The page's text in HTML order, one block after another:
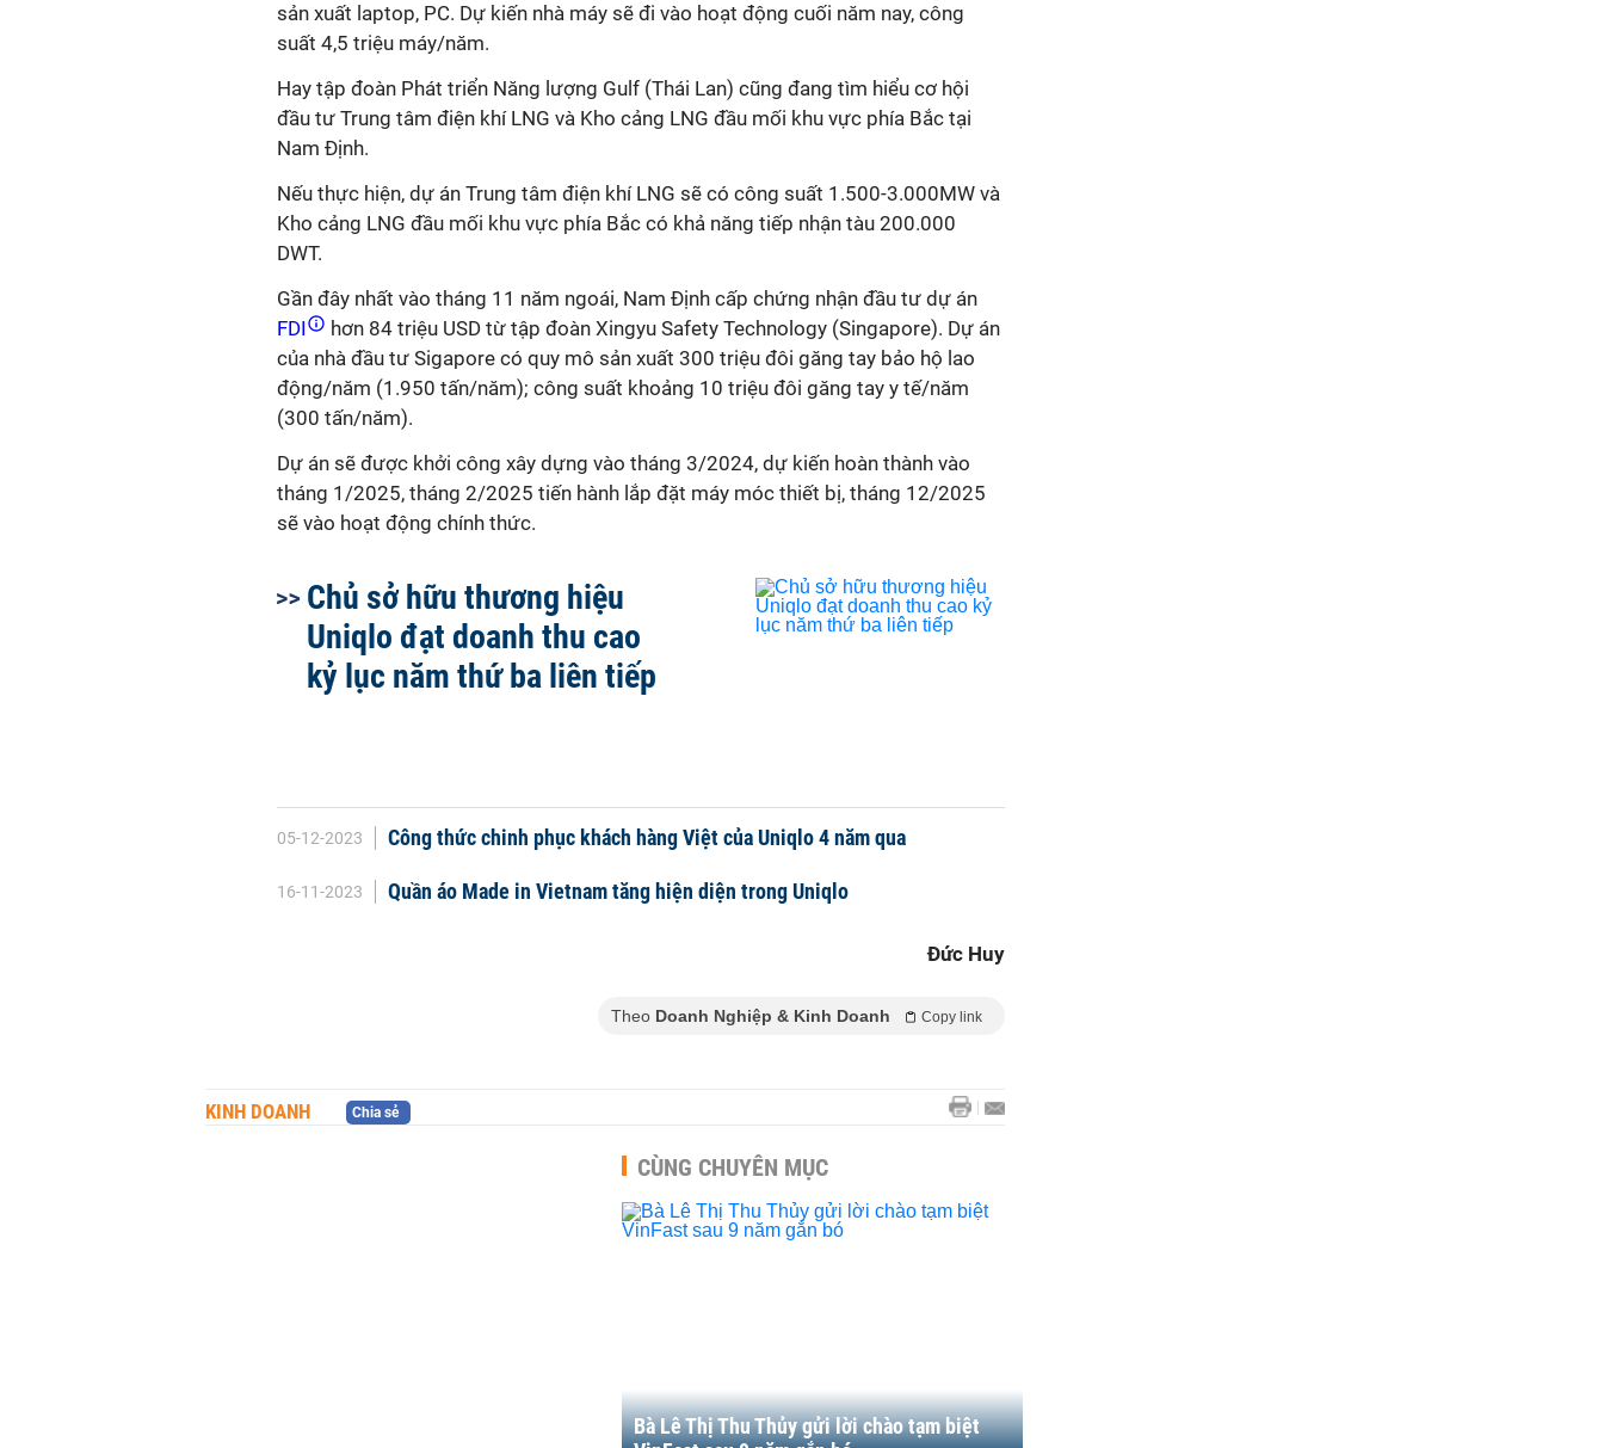
sản xuất laptop, PC. Dự kiến nhà máy sẽ đi vào hoạt động cuối năm nay, công
suất 4,5 triệu máy/năm.
Hay tập đoàn Phát triển Năng lượng Gulf (Thái Lan) cũng đang tìm hiểu cơ hội
đầu tư Trung tâm điện khí LNG và Kho cảng LNG đầu mối khu vực phía Bắc tại
Nam Định.
Nếu thực hiện, dự án Trung tâm điện khí LNG sẽ có công suất 1.500-3.000MW và
Kho cảng LNG đầu mối khu vực phía Bắc có khả năng tiếp nhận tàu 200.000
DWT.
Gần đây nhất vào tháng 11 năm ngoái, Nam Định cấp chứng nhận đầu tư dự án
FDI
hơn 84 triệu USD từ tập đoàn Xingyu Safety Technology (Singapore). Dự án
của nhà đầu tư Sigapore có quy mô sản xuất 300 triệu đôi găng tay bảo hộ lao
động/năm (1.950 tấn/năm); công suất khoảng 10 triệu đôi găng tay y tế/năm
(300 tấn/năm).
Dự án sẽ được khởi công xây dựng vào tháng 3/2024, dự kiến hoàn thành vào
tháng 1/2025, tháng 2/2025 tiến hành lắp đặt máy móc thiết bị, tháng 12/2025
sẽ vào hoạt động chính thức.
Chủ sở hữu thương hiệu
Uniqlo đạt doanh thu cao
kỷ lục năm thứ ba liên tiếp
05-12-2023 Công thức chinh phục khách hàng Việt của Uniqlo 4 năm qua
16-11-2023 Quần áo Made in Vietnam tăng hiện diện trong Uniqlo
Đức Huy
Theo Doanh Nghiệp & Kinh Doanh Copy link
KINH DOANH Chia sẻ
CÙNG CHUYÊN MỤC
Bà Lê Thị Thu Thủy gửi lời chào tạm biệt